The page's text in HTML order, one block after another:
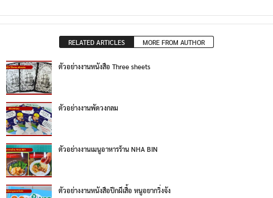
RELATED ARTICLES MORE FROM AUTHOR
ตัวอย่างงานหนังสือ Three sheets
ตัวอย่างงานพัดวงกลม
ตัวอย่างงานเมนูอาหารร้าน NHA BIN
ตัวอย่างงานหนังสือปีกผีเสื้อ หนูอยากวิ่งจัง